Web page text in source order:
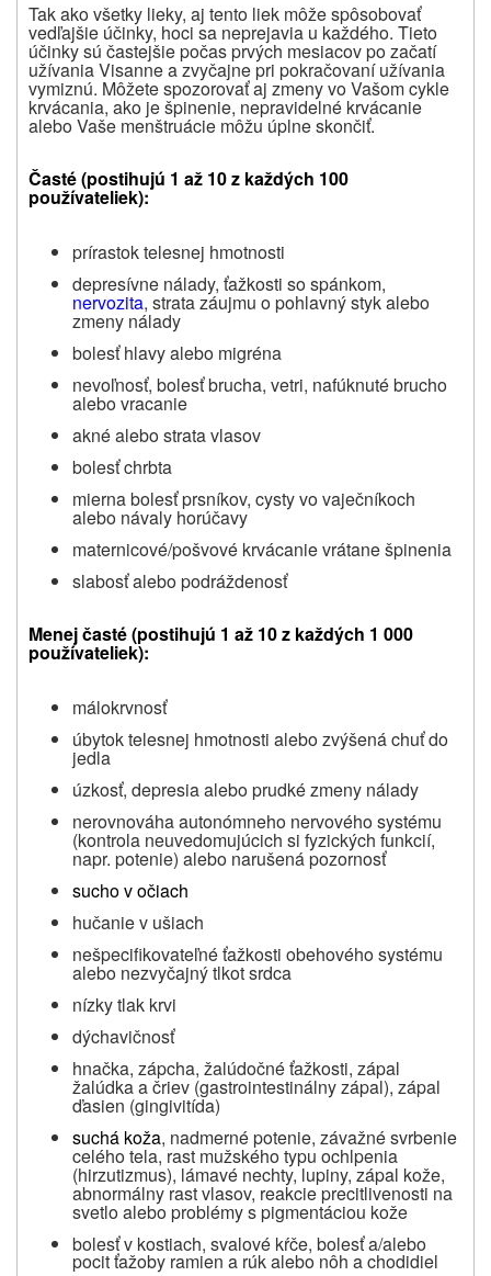
Tak ako všetky lieky, aj tento liek môže spôsobovať
vedľajšie účinky, hoci sa neprejavia u každého. Tieto
účinky sú častejšie počas prvých mesiacov po začatí
užívania Visanne a zvyčajne pri pokračovaní užívania
vymiznú. Môžete spozorovať aj zmeny vo Vašom cykle
krvácania, ako je špinenie, nepravidelné krvácanie
alebo Vaše menštruácie môžu úplne skončiť.
Časté(postihujú 1 až 10 z každých 100
používateliek):
prírastok telesnej hmotnosti
depresívne nálady, ťažkosti so spánkom,
nervozita, strata záujmu o pohlavný styk alebo
zmeny nálady
bolesť hlavy alebo migréna
nevoľnosť, bolesť brucha, vetri, nafúknuté brucho
alebo vracanie
akné alebo strata vlasov
bolesť chrbta
mierna bolesť prsníkov, cysty vo vaječníkoch
alebo návaly horúčavy
maternicové/pošvové krvácanie vrátane špinenia
slabosť alebo podráždenosť
Menej časté(postihujú 1 až 10 z každých 1 000
používateliek):
málokrvnosť
úbytok telesnej hmotnosti alebo zvýšená chuť do
jedla
úzkosť, depresia alebo prudké zmeny nálady
nerovnováha autonómneho nervového systému
(kontrola neuvedomujúcich si fyzických funkcií,
napr. potenie) alebo narušená pozornosť
sucho v očiach
hučanie v ušiach
nešpecifikovateľné ťažkosti obehového systému
alebo nezvyčajný tlkot srdca
nízky tlak krvi
dýchavičnosť
hnačka, zápcha, žalúdočné ťažkosti, zápal
žalúdka a čriev (gastrointestinálny zápal), zápal
ďasien (gingivitída)
suchá koža, nadmerné potenie, závažné svrbenie
celého tela, rast mužského typu ochlpenia
(hirzutizmus), lámavé nechty, lupiny, zápal kože,
abnormálny rast vlasov, reakcie precitlivenosti na
svetlo alebo problémy s pigmentáciou kože
bolesť v kostiach, svalové kŕče, bolesť a/alebo
pocit ťažoby ramien a rúk alebo nôh a chodidiel